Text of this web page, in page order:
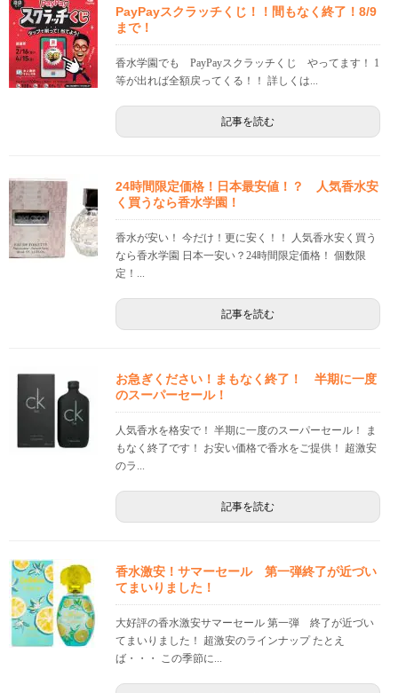
PayPayスクラッチくじ！！間もなく終了！8/9
まで！
香水学園でも PayPayスクラッチくじ やってます！ 1
等が出れば全額戻ってくる！！ 詳しくは...
記事を読む
24時間限定価格！日本最安値！？ 人気香水安
く買うなら香水学園！
香水が安い！ 今だけ！更に安く！！ 人気香水安く買う
なら香水学園 日本一安い？24時間限定価格！ 個数限
定！...
記事を読む
お急ぎください！まもなく終了！ 半期に一度
のスーパーセール！
人気香水を格安で！ 半期に一度のスーパーセール！ ま
もなく終了です！ お安い価格で香水をご提供！ 超激安
のラ...
記事を読む
香水激安！サマーセール 第一弾終了が近づい
てまいりました！
大好評の香水激安サマーセール 第一弾 終了が近づい
てまいりました！ 超激安のラインナップ たとえ
ば・・・ この季節に...